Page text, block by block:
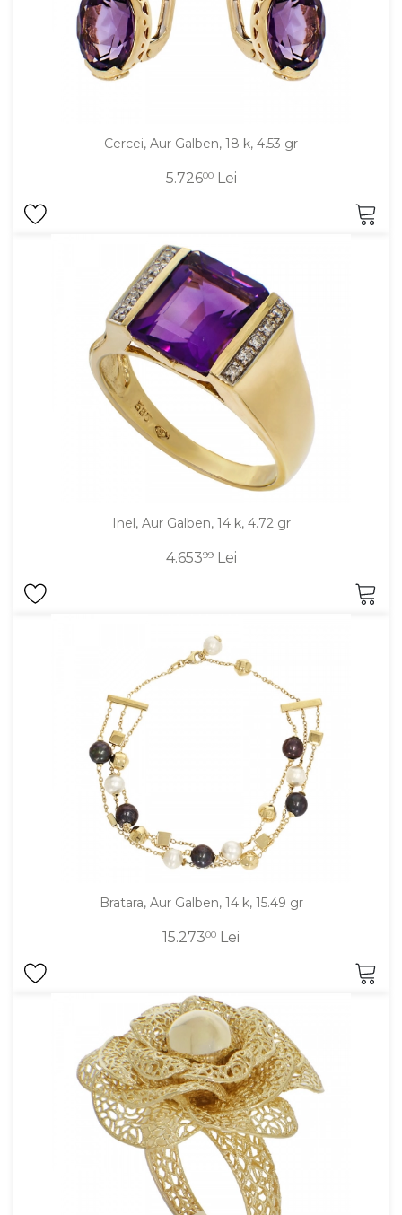
Cercei, Aur Galben, 18 k, 4.53 gr
5.72600Lei
Inel, Aur Galben, 14 k, 4.72 gr
4.65399Lei
Bratara, Aur Galben, 14 k, 15.49 gr
15.27300 Lei